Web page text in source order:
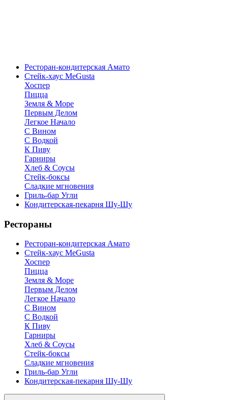
Ресторан-кондитерская Амато
Стейк-хаус MeGusta
Хоспер
Пицца
Земля & Море
Первым Делом
Легкое Начало
С Вином
С Водкой
К Пиву
Гарниры
Хлеб & Соусы
Стейк-боксы
Сладкие мгновения
Гриль-бар Угли
Кондитерская-пекарня Шу-Шу
Рестораны
Ресторан-кондитерская Амато
Стейк-хаус MeGusta
Хоспер
Пицца
Земля & Море
Первым Делом
Легкое Начало
С Вином
С Водкой
К Пиву
Гарниры
Хлеб & Соусы
Стейк-боксы
Сладкие мгновения
Гриль-бар Угли
Кондитерская-пекарня Шу-Шу